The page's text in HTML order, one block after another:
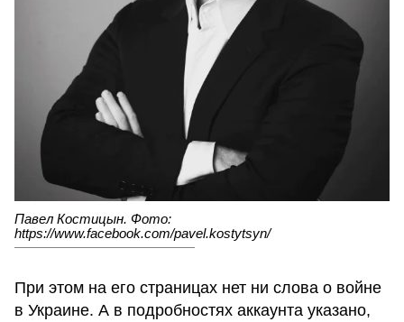
Павел Костицын. Фото:
https://www.facebook.com/pavel.kostytsyn/
При этом на его страницах нет ни слова о войне
в Украине. А в подробностях аккаунта указано,